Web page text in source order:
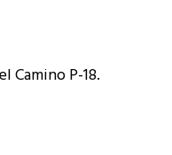
Camino P-18.